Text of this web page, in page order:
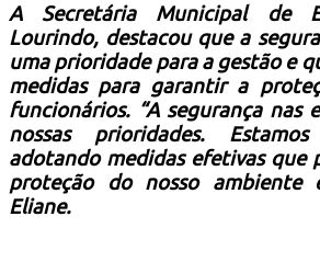
A Secretária Municipal de
Lourindo, destacou que a
uma prioridade para a gestão e
medidas para garantir a
funcionários. “A segurança nas
nossas prioridades.
adotando medidas efetivas que
proteção do nosso ambiente
Eliane.